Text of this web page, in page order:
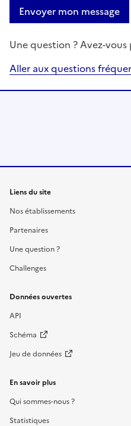
Envoyer mon message
Une question ? Avez-
Aller aux questions
Liens du site
Nos établissements
Partenaires
Une question ?
Challenges
Données ouvertes
API
Schéma
Jeu de données
En savoir plus
Qui sommes-nous ?
Statistiques